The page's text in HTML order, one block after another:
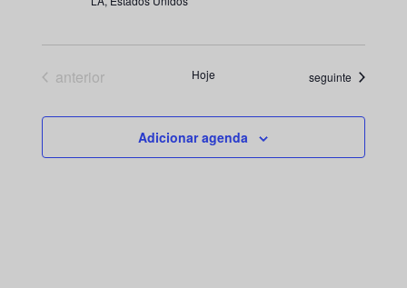
Eventos
anterior Hoje Eventos
seguinte
Adicionar agenda